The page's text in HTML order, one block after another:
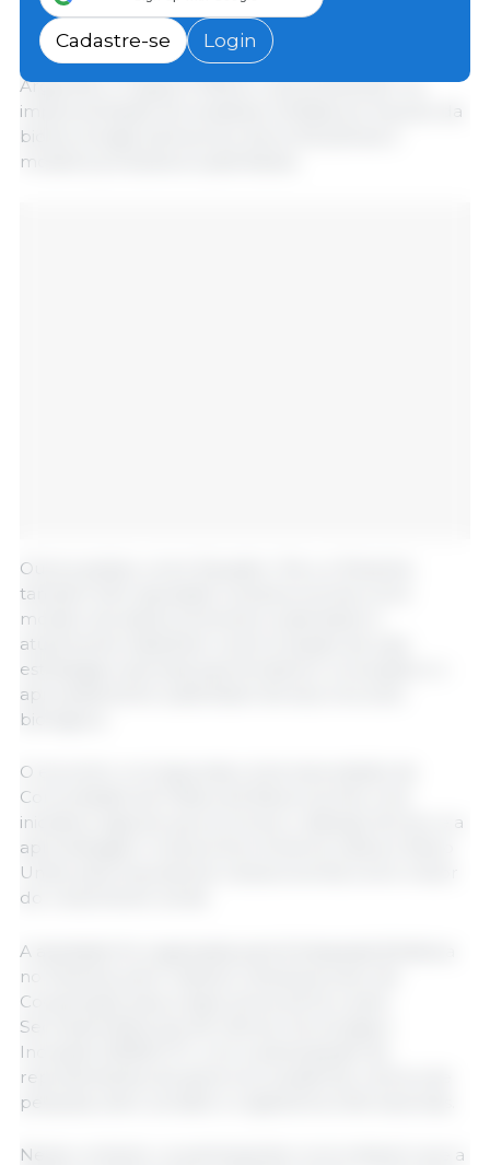
vários países latino-americanos na construção de
estratégias e políticas nacionais de bioeconomia.
Entre eles estão Costa Rica, Colômbia, Brasil,
Argentina, Uruguai e México, que já avançam na
implementação de iniciativas voltadas ao impulso da
biotecnologia, bioinsumos, biocombustíveis e
modelos produtivos sustentáveis.
Outros países, como Equador, Peru e Panamá,
também têm apostado na bioeconomia como
modelo de desenvolvimento sustentável e
atualmente trabalham na formulação de suas
estratégias nacionais para fortalecer a inovação e o
aproveitamento sustentável de seus recursos
biológicos.
O encontro correspondeu à terceira edição da
Comunidade de Prática de Bioeconomia, uma
iniciativa regional que promove o diálogo técnico e a
aprendizagem mútua entre América Latina e Reino
Unido para impulsionar a bioeconomia como motor
do crescimento verde.
A atividade foi organizada pela Embaixada Britânica
no Panamá, pelo Instituto Interamericano de
Cooperação para a Agricultura (IICA) e pela
Secretaria Nacional de Ciência, Tecnologia e
Inovação (SENACYT), com a participação de
representantes de governos, academia, centros de
pesquisa, setor privado e organismos internacionais.
Nesse contexto, os participantes concordaram que a
Cadastre-se Login